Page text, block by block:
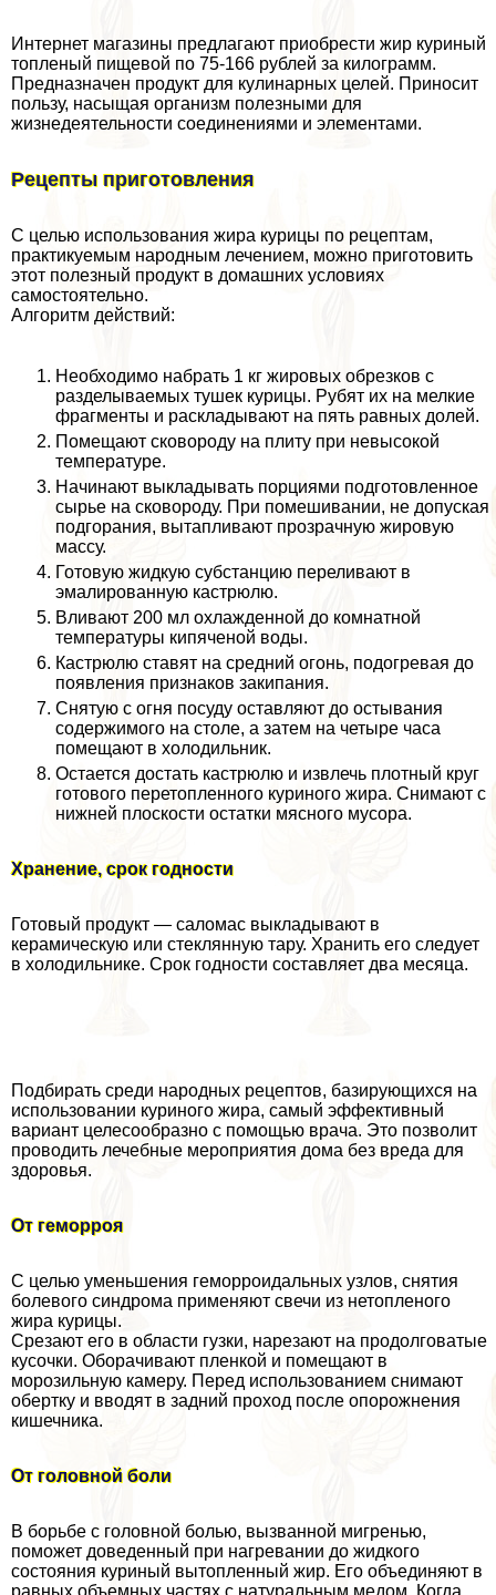
Интернет магазины предлагают приобрести жир куриный
топленый пищевой по 75-166 рублей за килограмм.
Предназначен продукт для кулинарных целей. Приносит
пользу, насыщая организм полезными для
жизнедеятельности соединениями и элементами.
Рецепты приготовления
С целью использования жира курицы по рецептам,
пpaктикуемым народным лечением, можно приготовить
этот полезный продукт в домашних условиях
самостоятельно.
Алгоритм действий:
Необходимо набрать 1 кг жировых обрезков с
разделываемых тушек курицы. Рубят их на мелкие
фрагменты и раскладывают на пять равных долей.
Помещают сковороду на плиту при невысокой
температуре.
Начинают выкладывать порциями подготовленное
сырье на сковороду. При помешивании, не допуская
подгорания, вытапливают прозрачную жировую
массу.
Готовую жидкую субстанцию переливают в
эмалированную кастрюлю.
Вливают 200 мл охлажденной до комнатной
температуры кипяченой воды.
Кастрюлю ставят на средний огонь, подогревая до
появления признаков закипания.
Снятую с огня посуду оставляют до остывания
содержимого на столе, а затем на четыре часа
помещают в холодильник.
Остается достать кастрюлю и извлечь плотный круг
готового перетопленного куриного жира. Снимают с
нижней плоскости остатки мясного мусора.
Хранение, срок годности
Готовый продукт — саломас выкладывают в
керамическую или стеклянную тару. Хранить его следует
в холодильнике. Срок годности составляет два месяца.
Подбирать среди народных рецептов, базирующихся на
использовании куриного жира, самый эффективный
вариант целесообразно с помощью врача. Это позволит
проводить лечебные мероприятия дома без вреда для
здоровья.
От геморроя
С целью уменьшения геморроидальных узлов, снятия
болевого синдрома применяют свечи из нетопленого
жира курицы.
Срезают его в области гузки, нарезают на продолговатые
кусочки. Оборачивают пленкой и помещают в
морозильную камеру. Перед использованием снимают
обертку и вводят в задний проход после oпopoжнения
кишечника.
От головной боли
В борьбе с головной болью, вызванной мигренью,
поможет доведенный при нагревании до жидкого
состояния куриный вытопленный жир. Его объединяют в
равных объемных частях с натуральным медом. Когда